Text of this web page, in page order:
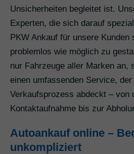
Unsicherheiten begleitet ist.
Experten, die sich darauf
PKW Ankauf für unsere Kunden
problemlos wie möglich zu
nur Fahrzeuge aller Marken an,
einen umfassenden Service,
Verkaufsprozess abdeckt – von
Kontaktaufnahme bis zur
Autoankauf online –
unkompliziert